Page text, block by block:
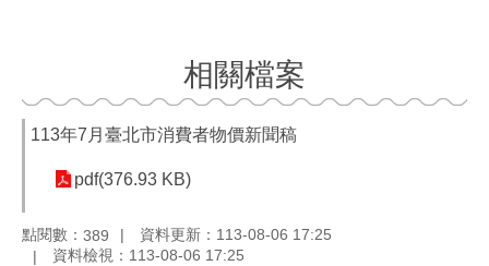
相關檔案
113年7月臺北市消費者物價新聞稿
pdf(376.93 KB)
點閱數： 389
資料更新：113-08-06 17:25
資料檢視：113-08-06 17:25